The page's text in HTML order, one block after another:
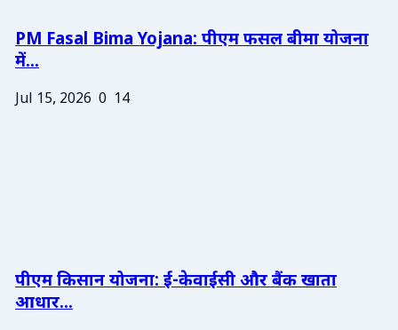
PM Fasal Bima Yojana: पीएम फसल बीमा योजना
में...
Jul 15, 2026 0 14
पीएम किसान योजना: ई-केवाईसी और बैंक खाता
आधार...